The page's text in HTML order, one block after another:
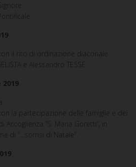
il rito di ordinazione diaconale
e Alessandro TESSE
la partecipazione delle famiglie e dei
“S. Maria Goretti”, in
di “…sorrisi di Natale”.